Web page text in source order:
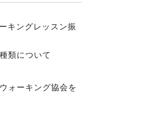
キングレッスン振
類について
ォーキング協会を